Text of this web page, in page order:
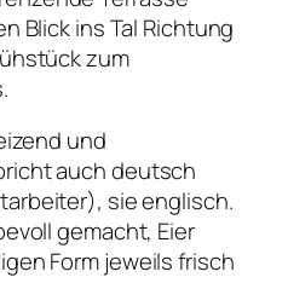
Blick ins Tal Richtung
zum
und
auch deutsch
sie englisch.
gemacht, Eier
Form jeweils frisch